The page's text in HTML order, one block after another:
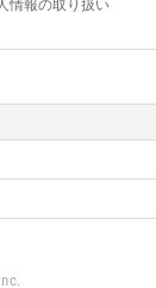
情報の取り扱い